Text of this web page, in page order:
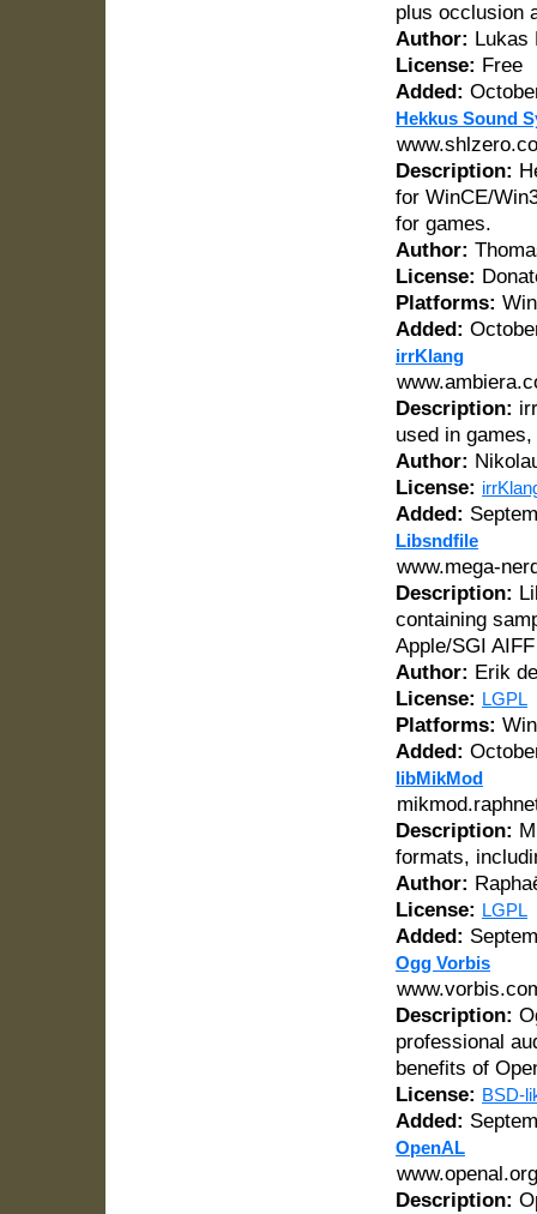
plus occlusion
Author: Lukas
License: Free
Added:
Hekkus Sound
Description:
for WinCE/
for games.
Author:
License:
Platforms:
Added:
irrKlang
Description:
used in
Author:
License:
Added:
Libsndfile
www.mega-
Description:
containing
Apple/SGI
Author: Erik
License: LGPL
Platforms:
Added:
libMikMod
Description:
formats,
Author:
License: LGPL
Added:
Ogg Vorbis
Description:
professional
benefits of
License: BSD-
Added:
OpenAL
www.openal.org
Description: